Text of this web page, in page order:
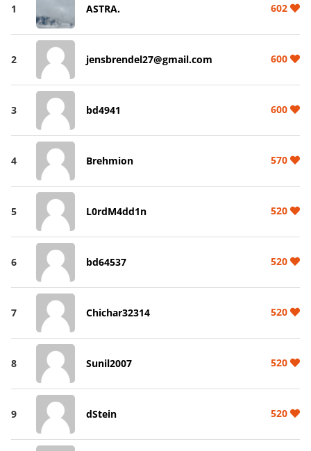
1 ASTRA. 602
2 jensbrendel27@gmail.com 600
3 bd4941 600
4 Brehmion 570
5 L0rdM4dd1n 520
6 bd64537 520
7 Chichar32314 520
8 Sunil2007 520
9 dStein 520